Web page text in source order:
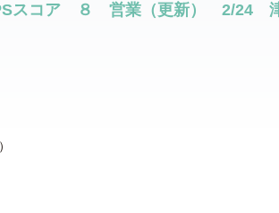
スコア ８ 営業（更新） 2/24